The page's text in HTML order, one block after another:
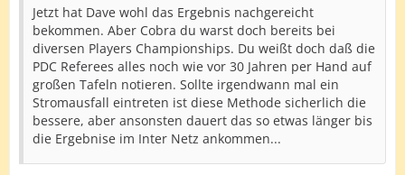
Jetzt hat Dave wohl das Ergebnis nachgereicht
bekommen. Aber Cobra du warst doch bereits bei
diversen Players Championships. Du weißt doch daß die
PDC Referees alles noch wie vor 30 Jahren per Hand auf
großen Tafeln notieren. Sollte irgendwann mal ein
Stromausfall eintreten ist diese Methode sicherlich die
bessere, aber ansonsten dauert das so etwas länger bis
die Ergebnise im Inter Netz ankommen...